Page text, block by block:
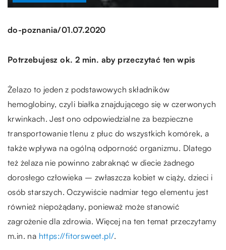
do-poznania/01.07.2020
Potrzebujesz ok. 2 min. aby przeczytać ten wpis
Żelazo to jeden z podstawowych składników
hemoglobiny, czyli białka znajdującego się w czerwonych
krwinkach. Jest ono odpowiedzialne za bezpieczne
transportowanie tlenu z płuc do wszystkich komórek, a
także wpływa na ogólną odporność organizmu. Dlatego
też żelaza nie powinno zabraknąć w diecie żadnego
dorosłego człowieka – zwłaszcza kobiet w ciąży, dzieci i
osób starszych. Oczywiście nadmiar tego elementu jest
również niepożądany, ponieważ może stanowić
zagrożenie dla zdrowia. Więcej na ten temat przeczytamy
m.in. na https://fitorsweet.pl/.